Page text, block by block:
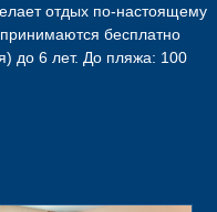
отдых по-настоящему
бесплатно
до 6 лет. До пляжа: 100